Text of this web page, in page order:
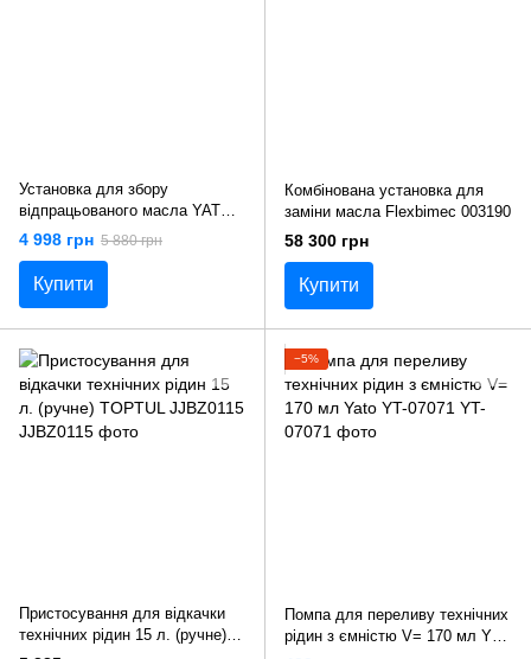
Установка для збору
відпрацьованого масла YATO
YT-0718
4 998 грн 5 880 грн
Купити
Комбінована установка для
заміни масла Flexbimec 003190
58 300 грн
Купити
Пристосування для відкачки
технічних рідин 15 л. (ручне)
−5%
Помпа для переливу технічних
рідин з ємністю V= 170 мл Yato